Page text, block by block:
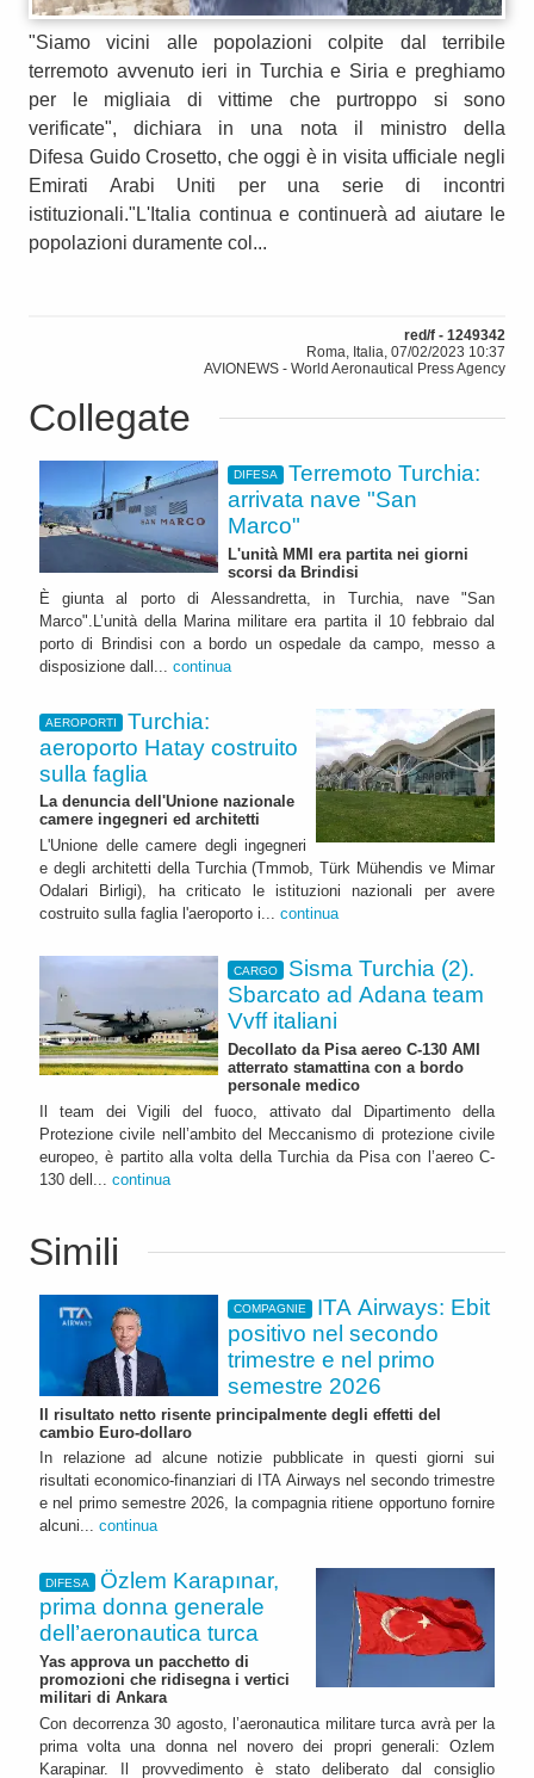
"Siamo vicini alle popolazioni colpite dal terribile
terremoto avvenuto ieri in Turchia e Siria e preghiamo
per le migliaia di vittime che purtroppo si sono
verificate", dichiara in una nota il ministro della
Difesa Guido Crosetto, che oggi è in visita ufficiale negli
Emirati Arabi Uniti per una serie di incontri
istituzionali."L'Italia continua e continuerà ad aiutare le
popolazioni duramente col...
red/f - 1249342
Roma, Italia, 07/02/2023 10:37
AVIONEWS - World Aeronautical Press Agency
Collegate
DIFESA
Terremoto Turchia:
arrivata nave "San
Marco"
L'unità MMI era partita nei giorni
scorsi da Brindisi
È giunta al porto di Alessandretta, in Turchia, nave "San
Marco".L’unità della Marina militare era partita il 10 febbraio dal
porto di Brindisi con a bordo un ospedale da campo, messo a
disposizione dall... continua
AEROPORTI
Turchia:
aeroporto Hatay costruito
sulla faglia
La denuncia dell'Unione nazionale
camere ingegneri ed architetti
L'Unione delle camere degli ingegneri
e degli architetti della Turchia (Tmmob, Türk Mühendis ve Mimar
Odalari Birligi), ha criticato le istituzioni nazionali per avere
costruito sulla faglia l'aeroporto i... continua
CARGO
Sisma Turchia (2).
Sbarcato ad Adana team
Vvff italiani
Decollato da Pisa aereo C-130 AMI
atterrato stamattina con a bordo
personale medico
Il team dei Vigili del fuoco, attivato dal Dipartimento della
Protezione civile nell’ambito del Meccanismo di protezione civile
europeo, è partito alla volta della Turchia da Pisa con l’aereo C-
130 dell... continua
Simili
COMPAGNIE
ITA Airways: Ebit
positivo nel secondo
trimestre e nel primo
semestre 2026
Il risultato netto risente principalmente degli effetti del
cambio Euro-dollaro
In relazione ad alcune notizie pubblicate in questi giorni sui
risultati economico-finanziari di ITA Airways nel secondo trimestre
e nel primo semestre 2026, la compagnia ritiene opportuno fornire
alcuni... continua
DIFESA
Özlem Karapınar,
prima donna generale
dell’aeronautica turca
Yas approva un pacchetto di
promozioni che ridisegna i vertici
militari di Ankara
Con decorrenza 30 agosto, l’aeronautica militare turca avrà per la
prima volta una donna nel novero dei propri generali: Ozlem
Karapinar. Il provvedimento è stato deliberato dal consiglio